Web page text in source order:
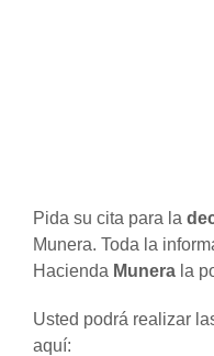
Pida su cita para la
Munera. Toda la
Hacienda Munera la
Usted podrá realizar
aquí: